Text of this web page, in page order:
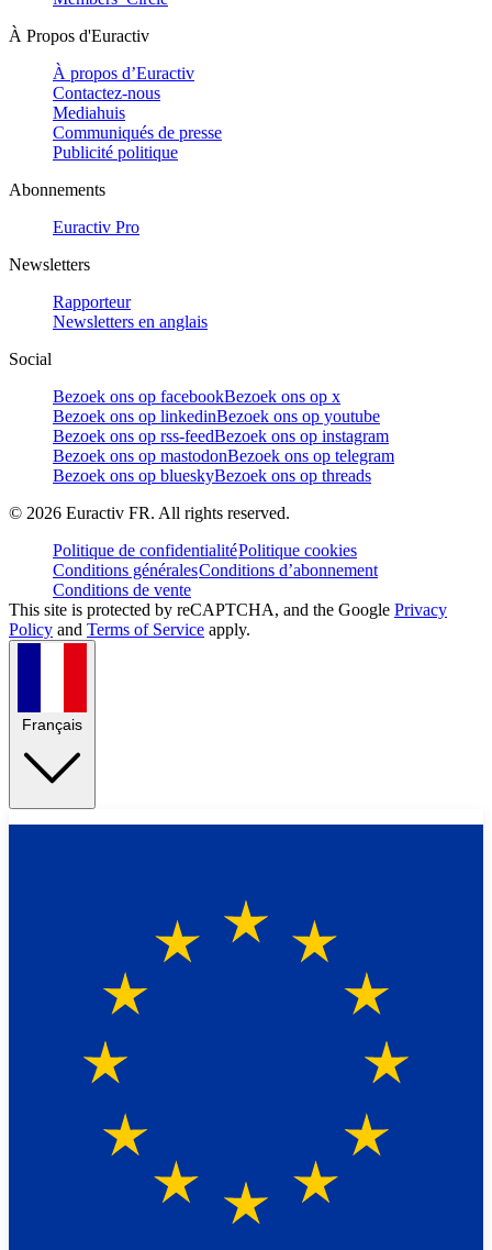
À Propos d'Euractiv
À propos d’Euractiv
Contactez-nous
Mediahuis
Communiqués de presse
Publicité politique
Abonnements
Euractiv Pro
Newsletters
Rapporteur
Newsletters en anglais
Social
Bezoek ons op facebookBezoek ons op x
Bezoek ons op linkedinBezoek ons op youtube
Bezoek ons op rss-feedBezoek ons op instagram
Bezoek ons op mastodonBezoek ons op telegram
Bezoek ons op blueskyBezoek ons op threads
© 2026 Euractiv FR. All rights reserved.
Politique de confidentialitéPolitique cookies
Conditions généralesConditions d’abonnement
Conditions de vente
This site is protected by reCAPTCHA, and the Google Privacy
Policy and Terms of Service apply.
Français